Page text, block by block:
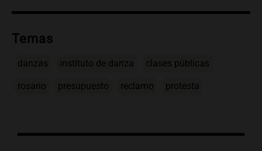
Temas
danzas instituto de danza clases públicas
rosario presupuesto reclamo protesta